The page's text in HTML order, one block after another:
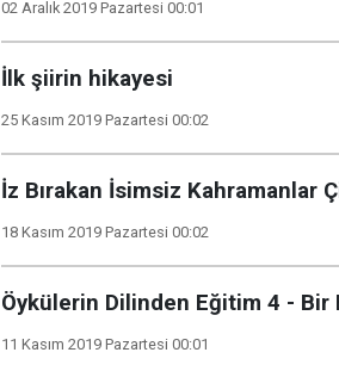
02 Aralık 2019 Pazartesi 00:01
İlk şiirin hikayesi
25 Kasım 2019 Pazartesi 00:02
İz Bırakan İsimsiz Kahramanlar
18 Kasım 2019 Pazartesi 00:02
Öykülerin Dilinden Eğitim 4 - Bir
11 Kasım 2019 Pazartesi 00:01